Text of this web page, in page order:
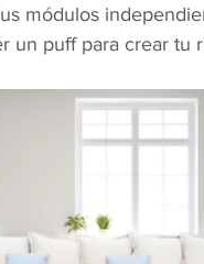
módulos
un puff para crear tu